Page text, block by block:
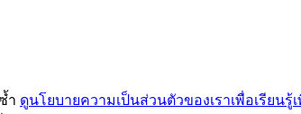
ำ ดูนโยบายความเป็นส่วนตัวของเราเพื่อเรียนรู้